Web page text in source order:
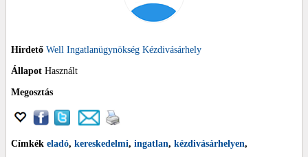
Hirdető Well Ingatlanügynökség Kézdivásárhely
Állapot Használt
Megosztás
Címkék eladó, kereskedelmi, ingatlan, kézdivásárhelyen,